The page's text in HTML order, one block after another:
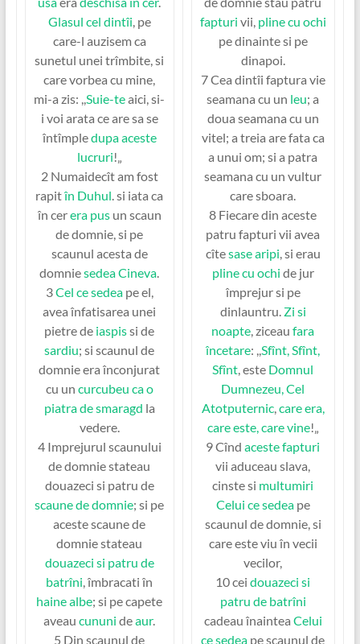
Glasul cel dintîi, pe
care-l auzisem ca
sunetul unei trîmbite, si
care vorbea cu mine,
mi-a zis: ,,Suie-teaici, si-
i voi arata ce are sa se
întîmpledupa aceste
lucruri!„
2 Numaidecît am fost
rapitîn Duhul. si iata ca
în cerera pusun scaun
de domnie, si pe
scaunul acesta de
domniesedea Cineva.
3Cel ce sedeape el,
avea înfatisarea unei
pietre de iaspissi de
sardiu; si scaunul de
domnie era înconjurat
cu un curcubeu ca o
piatra de smaragd la
vedere.
4 Imprejurul scaunului
de domnie stateau
douazeci si patru de
scaune de domnie; si pe
aceste scaune de
domnie stateau
douazeci si patru de
batrîni, îmbracati în
haine albe; si pe capete
aveaucununi deaur.
5 Din scaunul de
fapturi vii, pline cu ochi
pe dinainte si pe
dinapoi.
7 Cea dintîi faptura vie
seamana cu un leu; a
doua seamana cu un
vitel; a treia are fata ca
a unui om; si a patra
seamana cu un vultur
care sboara.
8 Fiecare din aceste
patru fapturi vii avea
cîtesase aripi, si erau
pline cu ochi de jur
împrejur si pe
dinlauntru. Zi si
noapte, ziceaufara
încetare: ,,Sfînt, Sfînt,
Sfînt, este Domnul
Dumnezeu, Cel
Atotputernic,care era,
care este, care vine!„
9 Cîndaceste fapturi
vii aduceau slava,
cinste si multumiri
Celui ce sedeape
scaunul de domnie, si
care este viu în vecii
vecilor,
10 ceidouazeci si
patru de batrîni
cadeau înaintea Celui
ce sedea pe scaunul de